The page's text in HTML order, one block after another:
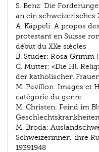
S. Benz: Die
an ein schweizerisches
A. Käppeli: A propos
protestant en Suisse
début du XXe siècles
B. Studer: Rosa Grimm
C. Mutter: «Die Hl.
der katholischen
M. Pavillon: Images et
catégorie du genre
M. Christen: Feind im
M. Broda:
Schweizerinnen ­ ihre
1939­1948